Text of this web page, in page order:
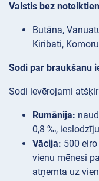
Valstis bez
Butāna,
Kiribati,
Sodi par braukšanu
Sodi ievērojami
Rumānija:
0,8 ‰,
Vācija: 500
vienu mēnesi
atņemta uz